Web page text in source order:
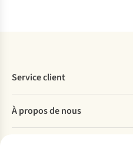
Service client
Commander
Payer
À propos de nous